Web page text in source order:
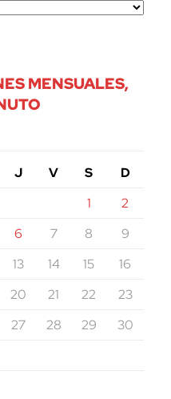
MENSUALES,
J V S
D
1
2
6 7 8
9
13 14 15
16
20 21 22
23
27 28 29
30